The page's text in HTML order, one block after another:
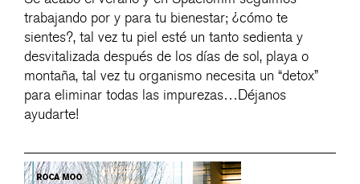
trabajando por y para tu bienestar; ¿cómo te
sientes?, tal vez tu piel esté un tanto sedienta y
desvitalizada después de los días de sol, playa o
montaña, tal vez tu organismo necesita un “detox”
para eliminar todas las impurezas…Déjanos
ayudarte!